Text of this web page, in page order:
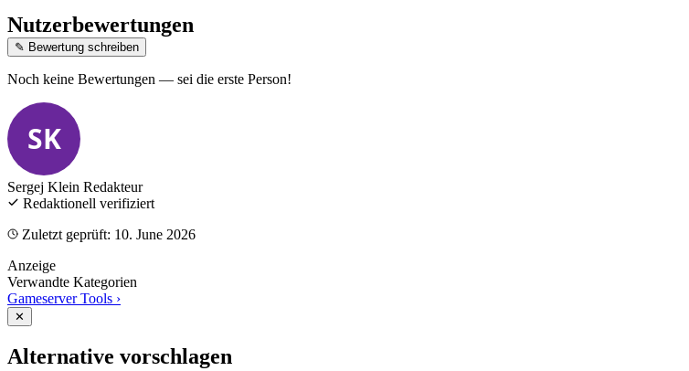
Nutzerbewertungen
✎ Bewertung schreiben
Noch keine Bewertungen — sei die erste Person!
SK
Sergej Klein Redakteur
Redaktionell verifiziert
Zuletzt geprüft: 10. June 2026
Anzeige
Verwandte Kategorien
Gameserver Tools ›
✕
Alternative vorschlagen